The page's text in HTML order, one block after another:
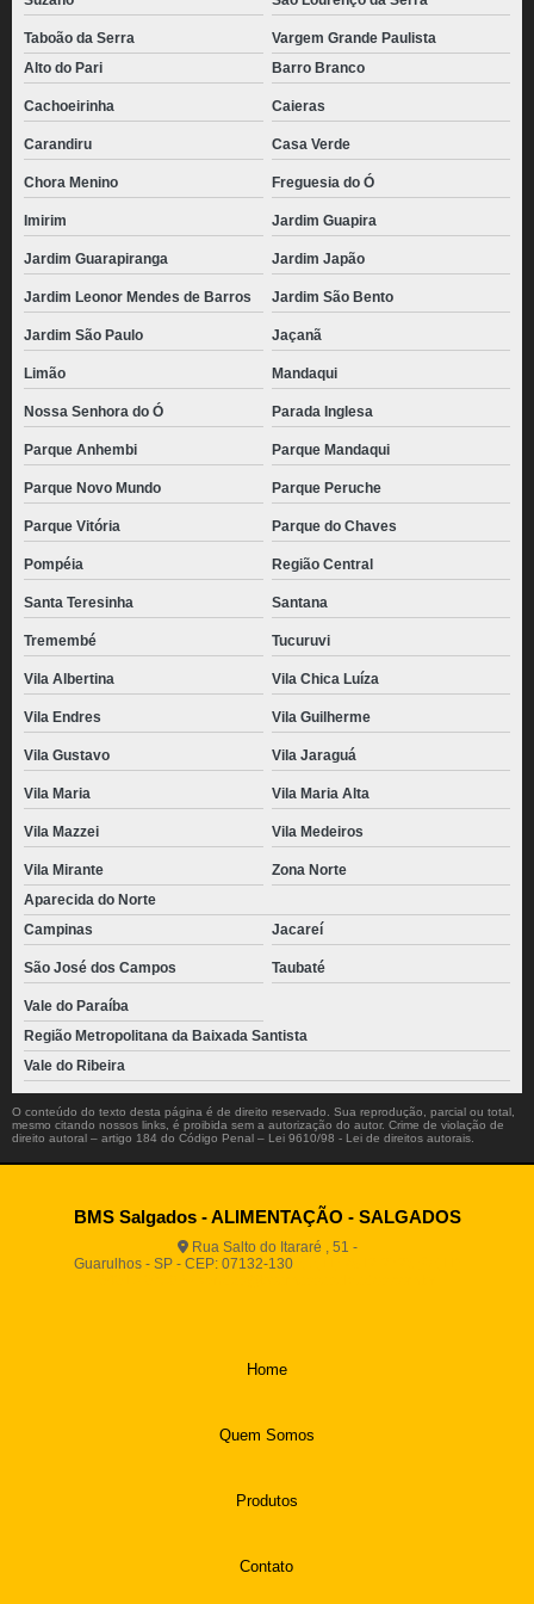
pão de queijo congelado atacado valor Guararema
pão de queijo chipa congelado Itaim Bibi
preço de pão de queijo de parmesão congelado Belém
pão de queijo congelado atacado Jardim Aracília
distribuidora de pão de queijo congelado atacado São Caetano
distribuidora de pão de queijo mineiro congelado Jardim Fortaleza
pães de queijo palito congelado Barro Branco
distribuidora de pão de queijo caseiro congelado Vila Cordeiro
pão de queijo empanado congelado Vargem Grande Paulista
distribuidora de pão de queijo caseiro congelado Jardins
preço de pão de queijo recheado com catupiry congelado Vila Leopoldina
pão de queijo de parmesão congelado Gopoúva
pão de queijo chipa congelado Vila Barros
preço de pão de queijo mineiro congelado Santa Isabel
preço de pão de queijo empanado congelado Limão
Acácias
preço de pão de queijo congelado 1kg Francisco Morato
pães de queijo caseiro congelado Santana de Parnaíba
distribuidora de pão de queijo gourmet congelado Poá
pão de queijo de parmesão congelado valor Alphaville
pão de queijo mineiro congelado valor Itaquera
Taboão da Serra
Vargem Grande Paulista
Alto do Pari
Barro Branco
Cachoeirinha Caieras
Carandiru Casa Verde
Chora Menino Freguesia do Ó
Imirim Jardim Guapira
Jardim Guarapiranga Jardim Japão
Jardim Leonor Mendes de Barros Jardim São Bento
Jardim São Paulo Jaçanã
Limão Mandaqui
Nossa Senhora do Ó Parada Inglesa
Parque Anhembi Parque Mandaqui
Parque Novo Mundo Parque Peruche
Parque Vitória Parque do Chaves
Pompéia Região Central
Santa Teresinha Santana
Tremembé Tucuruvi
Vila Albertina Vila Chica Luíza
Vila Endres Vila Guilherme
Vila Gustavo Vila Jaraguá
Vila Maria Vila Maria Alta
Vila Mazzei Vila Medeiros
Vila Mirante
Zona Norte
Aparecida do Norte
Campinas
Jacareí
São José dos Campos Taubaté
Vale do Paraíba
Região Metropolitana da Baixada Santista
Vale do Ribeira
O conteúdo do texto desta página é de direito reservado. Sua reprodução, parcial ou total,
mesmo citando nossos links, é proibida sem a autorização do autor. Crime de violação de
direito autoral – artigo 184 do Código Penal – Lei 9610/98 - Lei de direitos autorais
BMS Salgados - ALIMENTAÇÃO - SALGADOS
Rua Salto do Itararé , 51 -
Guarulhos - SP - CEP: 07132-130
Home
Quem Somos
Produtos
Contato